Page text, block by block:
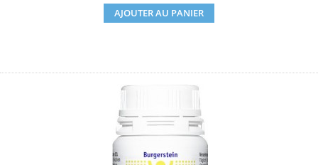
AJOUTER AU PANIER